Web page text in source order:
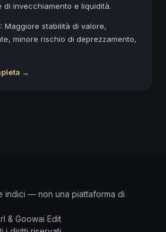
di invecchiamento e liquidità.
Maggiore stabilità di valore,
minore rischio di deprezzamento,
→
indici — non una piattaforma di
& Goowai Edit